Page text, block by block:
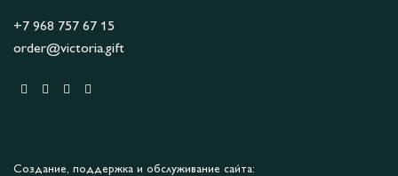
+7 968 757 67 15
order@victoria.gift
Создание, поддержка и обслуживание сайта: